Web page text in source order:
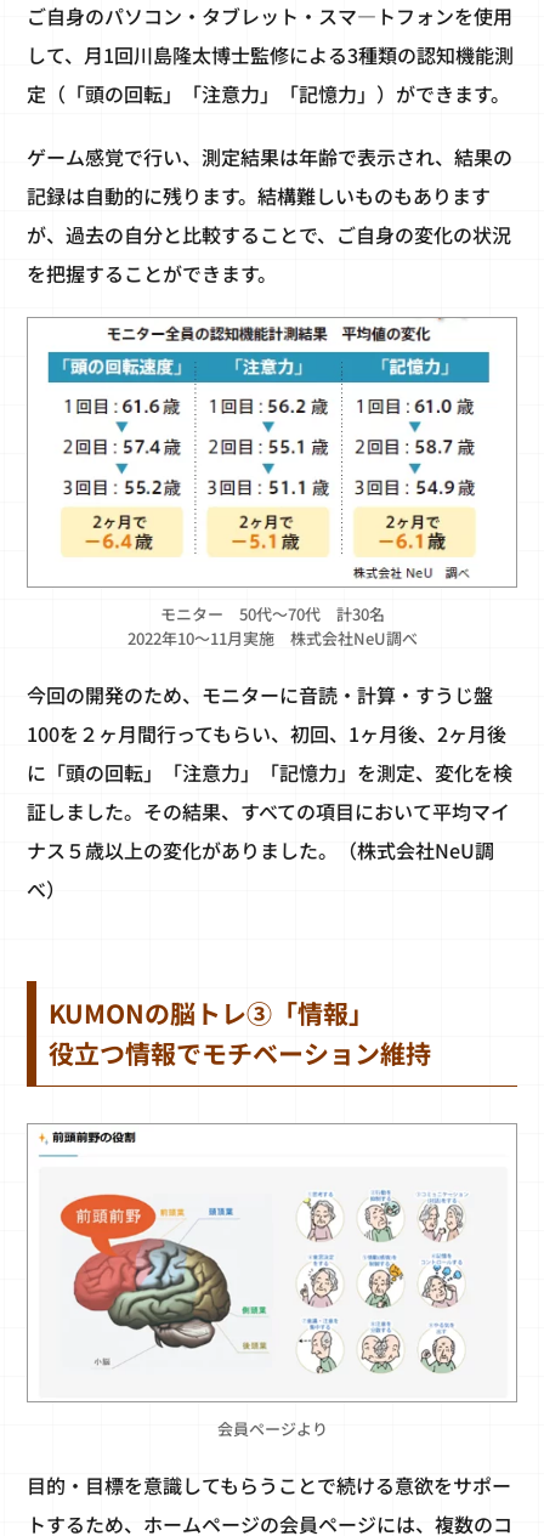
ご自身のパソコン・タブレット・スマ―トフォンを使用
して、月1回川島隆太博士監修による3種類の認知機能測
定（「頭の回転」「注意力」「記憶力」）ができます。
ゲーム感覚で行い、測定結果は年齢で表示され、結果の
記録は自動的に残ります。結構難しいものもあります
が、過去の自分と比較することで、ご自身の変化の状況
を把握することができます。
モニター 50代～70代 計30名
2022年10～11月実施 株式会社NeU調べ
今回の開発のため、モニターに音読・計算・すうじ盤
100を２ヶ月間行ってもらい、初回、1ヶ月後、2ヶ月後
に「頭の回転」「注意力」「記憶力」を測定、変化を検
証しました。その結果、すべての項目において平均マイ
ナス５歳以上の変化がありました。（株式会社NeU調
べ）
KUMONの脳トレ③「情報」
役立つ情報でモチベーション維持
会員ページより
目的・目標を意識してもらうことで続ける意欲をサポー
トするため、ホームページの会員ページには、複数のコ